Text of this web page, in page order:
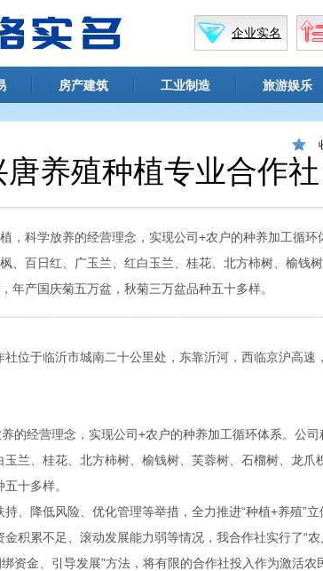
企业实名
房产建筑 工业制造 旅游娱乐
养殖种植专业合作社
，科学放养的经营理念，实现公司+农户的种养加工循
、百日红、广玉兰、红白玉兰、桂花、北方柿树、榆钱
年产国庆菊五万盆，秋菊三万盆品种五十多样。
位于临沂市城南二十公里处，东靠沂河，西临京沪高速
经营理念，实现公司+农户的种养加工循环体系。公司
兰、桂花、北方柿树、榆钱树、芙蓉树、石榴树、龙爪
十多样。
降低风险、优化管理等举措，全力推进“种植+养殖”立
积累不足、滚动发展能力弱等情况，我合作社实行了“农
资金、引导发展”方法，将有限的合作社投入作为激活农